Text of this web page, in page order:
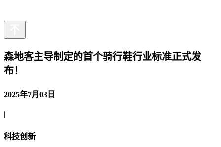
森地客主导制定的首个骑行鞋行业标准正式发
布！
2025年7月03日
科技创新